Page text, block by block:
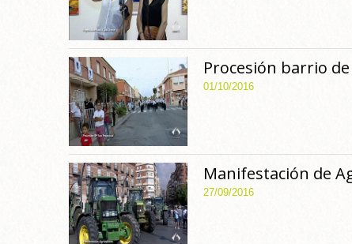
Procesión barrio de
01/10/2016
Manifestación de
27/09/2016